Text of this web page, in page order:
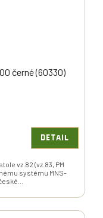
černé (60330)
DETAIL
vz.82 (vz.83, PM
systému MNS-